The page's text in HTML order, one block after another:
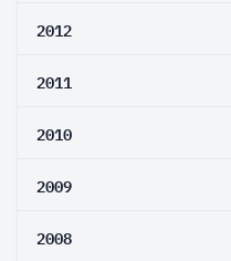
2012
2011
2010
2009
2008